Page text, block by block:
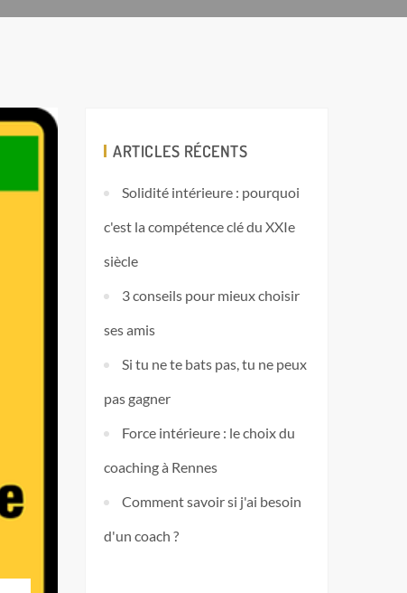
ARTICLES RÉCENTS
Solidité intérieure : pourquoi
c'est la compétence clé du XXIe
siècle
3 conseils pour mieux choisir
ses amis
Si tu ne te bats pas, tu ne peux
pas gagner
Force intérieure : le choix du
coaching à Rennes
Comment savoir si j'ai besoin
d'un coach ?